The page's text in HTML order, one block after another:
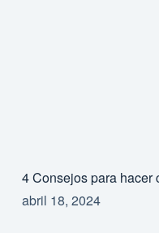
4 Consejos para hacer
abril 18, 2024